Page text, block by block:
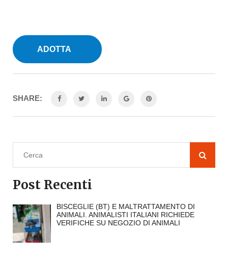
SHARE:
Post Recenti
BISCEGLIE (BT) E MALTRATTAMENTO DI
ANIMALI. ANIMALISTI ITALIANI RICHIEDE
VERIFICHE SU NEGOZIO DI ANIMALI